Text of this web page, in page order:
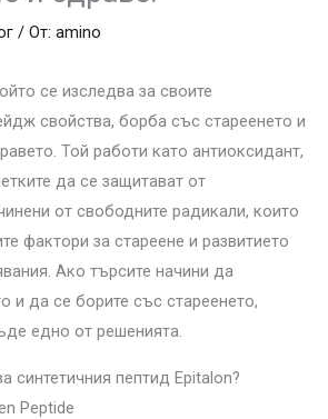
/ От: amino
се изследва за своите
свойства, борба със стареенето и
Той работи като антиоксидант,
да се защитават от
от свободните радикали, които
фактори за стареене и развитието
Ако търсите начини да
и да се борите със стареенето,
едно от решенията.
синтетичния пептид Epitalon?
Peptide